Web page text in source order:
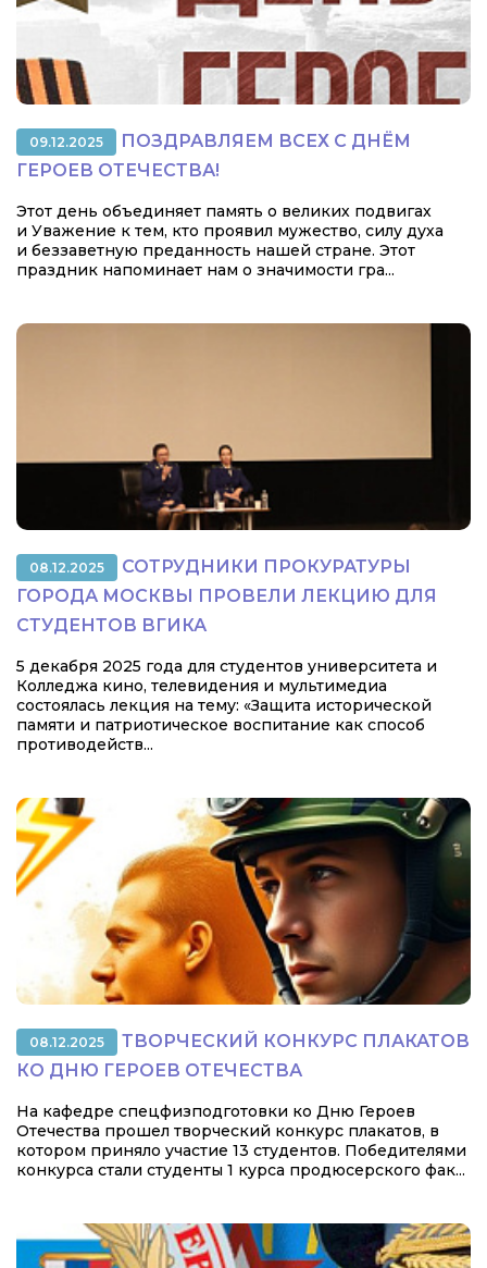
09.12.2025
ПОЗДРАВЛЯЕМ ВСЕХ С ДНЁМ
ГЕРОЕВ ОТЕЧЕСТВА!
Этот день объединяет память о великих подвигах
и Уважение к тем, кто проявил мужество, силу духа
и беззаветную преданность нашей стране. Этот
праздник напоминает нам о значимости гра...
08.12.2025
СОТРУДНИКИ ПРОКУРАТУРЫ
ГОРОДА МОСКВЫ ПРОВЕЛИ ЛЕКЦИЮ ДЛЯ
СТУДЕНТОВ ВГИКА
5 декабря 2025 года для студентов университета и
Колледжа кино, телевидения и мультимедиа
состоялась лекция на тему: «Защита исторической
памяти и патриотическое воспитание как способ
противодейств...
08.12.2025
ТВОРЧЕСКИЙ КОНКУРС ПЛАКАТОВ
КО ДНЮ ГЕРОЕВ ОТЕЧЕСТВА
На кафедре спецфизподготовки ко Дню Героев
Отечества прошел творческий конкурс плакатов, в
котором приняло участие 13 студентов. Победителями
конкурса стали студенты 1 курса продюсерского фак...